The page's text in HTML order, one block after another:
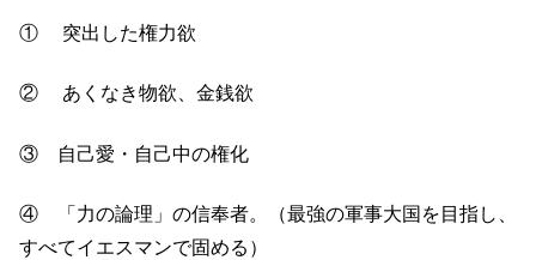
① 突出した権力欲
② あくなき物欲、金銭欲
③ 自己愛・自己中の権化
④ 「力の論理」の信奉者。（最強の軍事大国を目指し、
すべてイエスマンで固める）